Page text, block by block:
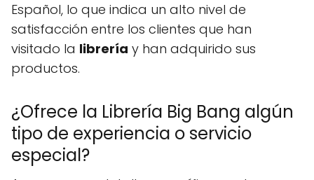
Español, lo que indica un alto nivel de
satisfacción entre los clientes que han
visitado la librería y han adquirido sus
productos.
¿Ofrece la Librería Big Bang algún
tipo de experiencia o servicio
especial?